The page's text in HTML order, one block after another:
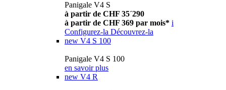
Panigale V4 S
à partir de CHF 35´290
à partir de CHF 369 par mois* i
Configurez-la Découvrez-la
new V4 S 100
Panigale V4 S 100
en savoir plus
new V4 R